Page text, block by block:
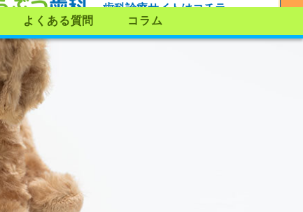
歯科診療サイトはコチラ
よくある質問 コラム